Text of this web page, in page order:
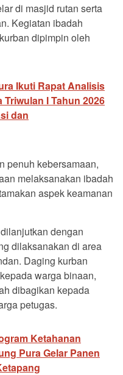
di masjid rutan serta
Kegiatan ibadah
dipimpin oleh
Ikuti Rapat Analisis
I Tahun 2026
dan
penuh kebersamaan,
melaksanakan ibadah
aspek keamanan
dengan
dilaksanakan di area
Daging kurban
warga binaan,
dibagikan kepada
petugas.
Ketahanan
Pura Gelar Panen